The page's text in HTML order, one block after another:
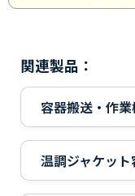
関連製品：
容器搬送・作
温調ジャケット